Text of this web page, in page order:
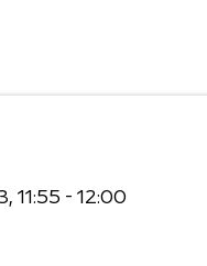
11:55 - 12:00